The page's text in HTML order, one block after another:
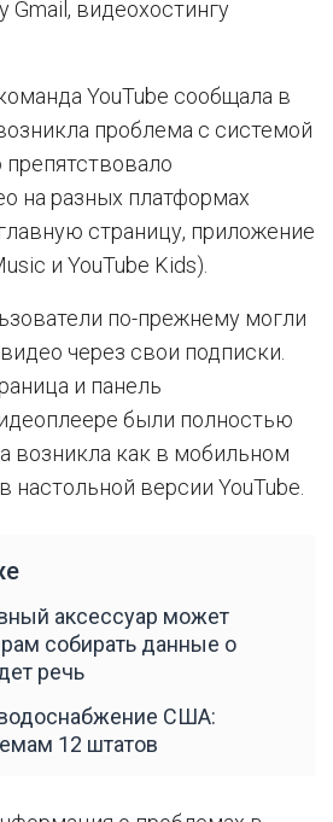
Gmail, видеохостингу
YouTube сообщала в
проблема с системой
на разных платформах
страницу, приложение
и YouTube Kids).
по-прежнему могли
через свои подписки.
и панель
были полностью
возникла как в мобильном
настольной версии YouTube.
аксессуар может
собирать данные о
речь
США:
12 штатов